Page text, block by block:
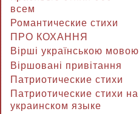
всем
Романтические стихи
ПРО КОХАННЯ
Вірші українською мовою
Віршовані привітання
Патриотические стихи
Патриотические стихи на
украинском языке